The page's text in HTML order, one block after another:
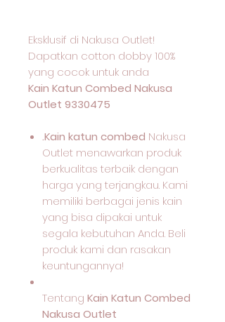
Eksklusif di Nakusa Outlet!
Dapatkan cotton dobby 100%
yang cocok untuk anda
Kain Katun Combed Nakusa
Outlet 9330475
.Kain katun combed Nakusa
Outlet menawarkan produk
berkualitas terbaik dengan
harga yang terjangkau. Kami
memiliki berbagai jenis kain
yang bisa dipakai untuk
segala kebutuhan Anda. Beli
produk kami dan rasakan
keuntungannya!
Tentang Kain Katun Combed
Nakusa Outlet